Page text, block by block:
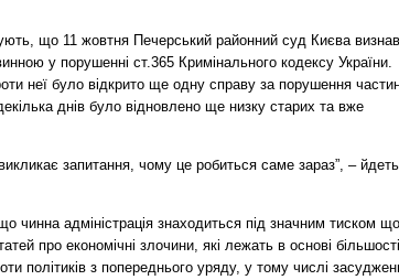
що 11 жовтня Печерський районний суд Києва визнав
у порушенні ст.365 Кримінального кодексу України.
неї було відкрито ще одну справу за порушення
днів було відновлено ще низку старих та вже
запитання, чому це робиться саме зараз”, –
чинна адміністрація знаходиться під значним тиском
про економічні злочини, які лежать в основі більшості
політиків з попереднього уряду, у тому числі